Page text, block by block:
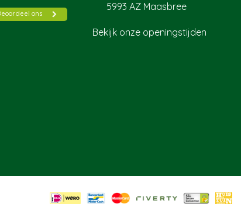
5993 AZ Maasbree
Bekijk onze openingstijden